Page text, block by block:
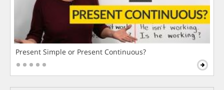
Present Simple or Present Continuous?